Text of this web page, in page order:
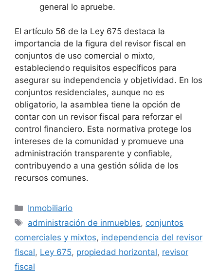
general lo apruebe.
El artículo 56 de la Ley 675 destaca la
importancia de la figura del revisor fiscal en
conjuntos de uso comercial o mixto,
estableciendo requisitos específicos para
asegurar su independencia y objetividad. En los
conjuntos residenciales, aunque no es
obligatorio, la asamblea tiene la opción de
contar con un revisor fiscal para reforzar el
control financiero. Esta normativa protege los
intereses de la comunidad y promueve una
administración transparente y confiable,
contribuyendo a una gestión sólida de los
recursos comunes.
Categorías
Inmobiliario
Etiquetas
administración de inmuebles, conjuntos
comerciales y mixtos, independencia del revisor
fiscal, Ley 675, propiedad horizontal, revisor
fiscal